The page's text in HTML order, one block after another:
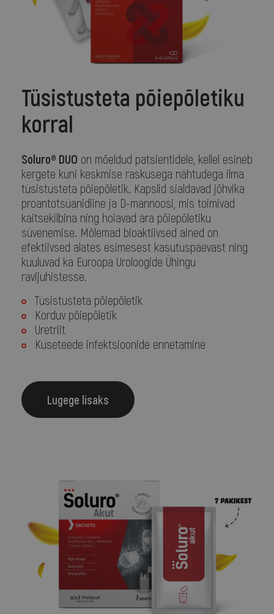
Tüsistusteta põiepõletiku
korral
Soluro® DUO on mõeldud patsientidele, kellel esineb
kergete kuni keskmise raskusega nähtudega ilma
tüsistusteta põiepõletik. Kapslid sialdavad jõhvika
proantotsüanidiine ja D-mannoosi, mis toimivad
kaitsekilbina ning hoiavad ära põiepõletiku
süvenemise. Mõlemad bioaktiivsed ained on
efektiivsed alates esimesest kasutuspäevast ning
kuuluvad ka Euroopa Uroloogide Ühingu
ravijuhistesse.
Tüsistusteta põiepõletik
Korduv põiepõletik
Uretriit
Kuseteede infektsioonide ennetamine
Lugege lisaks